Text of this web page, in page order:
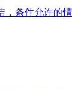
条件允许